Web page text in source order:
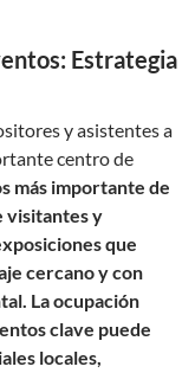
Estrategia
y asistentes a
centro de
más importante de
visitantes y
que
cercano y con
La ocupación
clave puede
locales,